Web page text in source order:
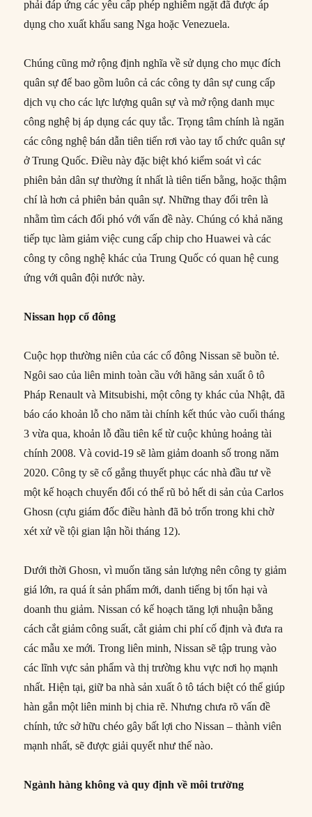
phải đáp ứng các yêu cấp phép nghiêm ngặt đã được áp
dụng cho xuất khẩu sang Nga hoặc Venezuela.
Chúng cũng mở rộng định nghĩa về sử dụng cho mục đích
quân sự để bao gồm luôn cả các công ty dân sự cung cấp
dịch vụ cho các lực lượng quân sự và mở rộng danh mục
công nghệ bị áp dụng các quy tắc. Trọng tâm chính là ngăn
các công nghệ bán dẫn tiên tiến rơi vào tay tổ chức quân sự
ở Trung Quốc. Điều này đặc biệt khó kiểm soát vì các
phiên bản dân sự thường ít nhất là tiên tiến bằng, hoặc thậm
chí là hơn cả phiên bản quân sự. Những thay đổi trên là
nhằm tìm cách đối phó với vấn đề này. Chúng có khả năng
tiếp tục làm giảm việc cung cấp chip cho Huawei và các
công ty công nghệ khác của Trung Quốc có quan hệ cung
ứng với quân đội nước này.
Nissan họp cổ đông
Cuộc họp thường niên của các cổ đông Nissan sẽ buồn tẻ.
Ngôi sao của liên minh toàn cầu với hãng sản xuất ô tô
Pháp Renault và Mitsubishi, một công ty khác của Nhật, đã
báo cáo khoản lỗ cho năm tài chính kết thúc vào cuối tháng
3 vừa qua, khoản lỗ đầu tiên kể từ cuộc khủng hoảng tài
chính 2008. Và covid-19 sẽ làm giảm doanh số trong năm
2020. Công ty sẽ cố gắng thuyết phục các nhà đầu tư về
một kế hoạch chuyển đổi có thể rũ bỏ hết di sản của Carlos
Ghosn (cựu giám đốc điều hành đã bỏ trốn trong khi chờ
xét xử về tội gian lận hồi tháng 12).
Dưới thời Ghosn, vì muốn tăng sản lượng nên công ty giảm
giá lớn, ra quá ít sản phẩm mới, danh tiếng bị tổn hại và
doanh thu giảm. Nissan có kế hoạch tăng lợi nhuận bằng
cách cắt giảm công suất, cắt giảm chi phí cố định và đưa ra
các mẫu xe mới. Trong liên minh, Nissan sẽ tập trung vào
các lĩnh vực sản phẩm và thị trường khu vực nơi họ mạnh
nhất. Hiện tại, giữ ba nhà sản xuất ô tô tách biệt có thể giúp
hàn gắn một liên minh bị chia rẽ. Nhưng chưa rõ vấn đề
chính, tức sở hữu chéo gây bất lợi cho Nissan – thành viên
mạnh nhất, sẽ được giải quyết như thế nào.
Ngành hàng không và quy định về môi trường